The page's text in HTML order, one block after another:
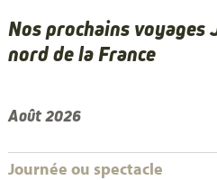
Nos prochains voyages
nord de la France
Août 2026
Journée ou spectacle